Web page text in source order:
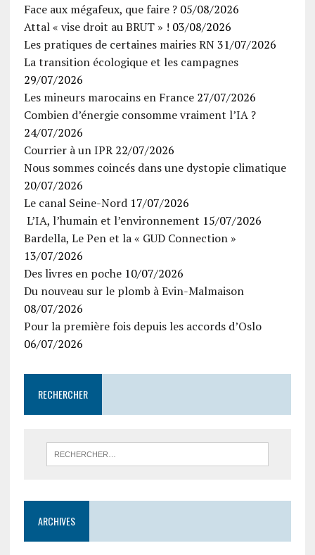
Face aux mégafeux, que faire ? 05/08/2026
Attal « vise droit au BRUT » ! 03/08/2026
Les pratiques de certaines mairies RN 31/07/2026
La transition écologique et les campagnes
29/07/2026
Les mineurs marocains en France 27/07/2026
Combien d’énergie consomme vraiment l’IA ?
24/07/2026
Courrier à un IPR 22/07/2026
Nous sommes coincés dans une dystopie climatique
20/07/2026
Le canal Seine-Nord 17/07/2026
L’IA, l’humain et l’environnement 15/07/2026
Bardella, Le Pen et la « GUD Connection »
13/07/2026
Des livres en poche 10/07/2026
Du nouveau sur le plomb à Evin-Malmaison
08/07/2026
Pour la première fois depuis les accords d’Oslo
06/07/2026
RECHERCHER
ARCHIVES